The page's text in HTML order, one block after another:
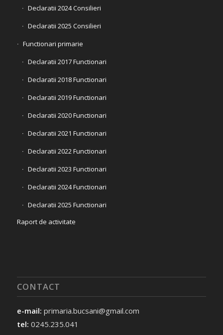
Declaratii 2024 Consilieri
Declaratii 2025 Consilieri
Functionari primarie
Declaratii 2017 Functionari
Declaratii 2018 Functionari
Declaratii 2019 Functionari
Declaratii 2020 Functionari
Declaratii 2021 Functionari
Declaratii 2022 Functionari
Declaratii 2023 Functionari
Declaratii 2024 Functionari
Declaratii 2025 Functionari
Raport de activitate
CONTACT
e-mail: primaria.bucsani@gmail.com
tel: 0245.235.041